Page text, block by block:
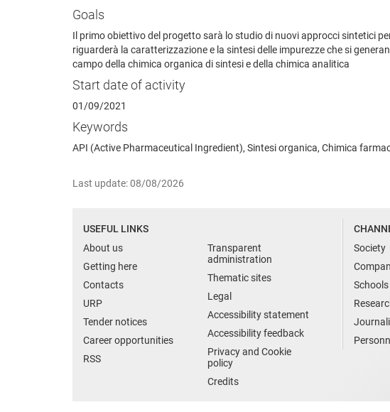
Goals
Il primo obiettivo del progetto sarà lo studio di nuovi approcci sintetici
riguarderà la caratterizzazione e la sintesi delle impurezze che si
campo della chimica organica di sintesi e della chimica analitica
Start date of activity
01/09/2021
Keywords
API (Active Pharmaceutical Ingredient), Sintesi organica, Chimica
Last update: 08/08/2026
USEFUL LINKS
About us
Getting here
Contacts
URP
Tender notices
Career opportunities
RSS
Transparent
administration
Thematic sites
Legal
Accessibility statement
Accessibility feedback
Privacy and Cookie
policy
Credits
Society
Schools